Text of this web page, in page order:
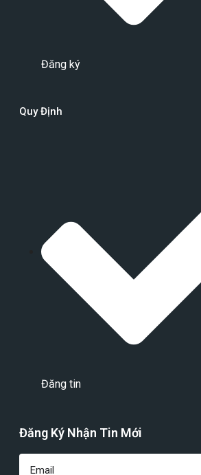
Đăng ký
Quy Định
Đăng tin
Đăng Ký Nhận Tin Mới